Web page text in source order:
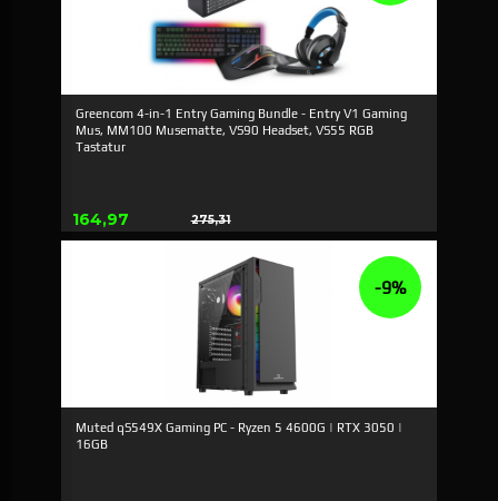
Greencom 4-in-1 Entry Gaming Bundle - Entry V1 Gaming
Mus, MM100 Musematte, VS90 Headset, VS55 RGB
Tastatur
Tilbud
164,97 275,31
Rabat
Muted qS549X Gaming PC - Ryzen 5 4600G | RTX 3050 |
16GB
-9%